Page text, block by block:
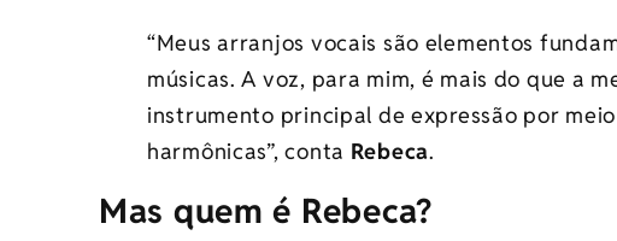
“Meus arranjos vocais são elementos
músicas. A voz, para mim, é mais do que a
instrumento principal de expressão por
harmônicas”, conta Rebeca.
Mas quem é Rebeca?